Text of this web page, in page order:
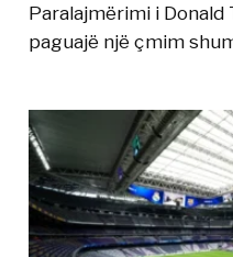
Paralajmërimi i
paguajë një çmim